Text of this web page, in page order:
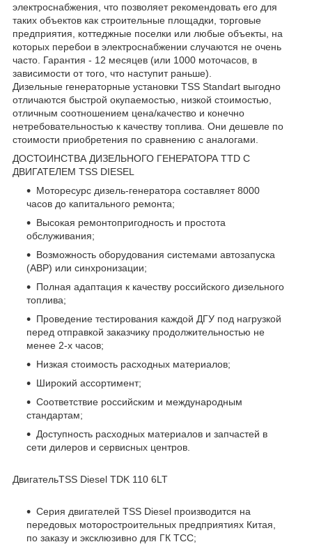
электроснабжения, что позволяет рекомендовать его для
таких объектов как строительные площадки, торговые
предприятия, коттеджные поселки или любые объекты, на
которых перебои в электроснабжении случаются не очень
часто. Гарантия - 12 месяцев (или 1000 моточасов, в
зависимости от того, что наступит раньше).
Дизельные генераторные установки TSS Standart выгодно
отличаются быстрой окупаемостью, низкой стоимостью,
отличным соотношением цена/качество и конечно
нетребовательностью к качеству топлива. Они дешевле по
стоимости приобретения по сравнению с аналогами.
ДОСТОИНСТВА ДИЗЕЛЬНОГО ГЕНЕРАТОРА TTD С
ДВИГАТЕЛЕМ TSS DIESEL
Моторесурс дизель-генератора составляет 8000
часов до капитального ремонта;
Высокая ремонтопригодность и простота
обслуживания;
Возможность оборудования системами автозапуска
(АВР) или синхронизации;
Полная адаптация к качеству российского дизельного
топлива;
Проведение тестирования каждой ДГУ под нагрузкой
перед отправкой заказчику продолжительностью не
менее 2-х часов;
Низкая стоимость расходных материалов;
Широкий ассортимент;
Соответствие российским и международным
стандартам;
Доступность расходных материалов и запчастей в
сети дилеров и сервисных центров.
ДвигательTSS Diesel TDK 110 6LT
Серия двигателей TSS Diesel производится на
передовых моторостроительных предприятиях Китая,
по заказу и эксклюзивно для ГК ТСС;